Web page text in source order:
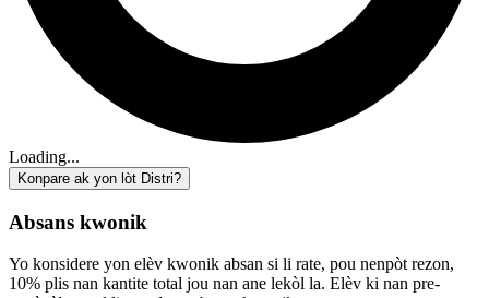
Loading...
Konpare ak yon lòt Distri?
Absans kwonik
Yo konsidere yon elèv kwonik absan si li rate, pou nenpòt rezon,
10% plis nan kantite total jou nan ane lekòl la. Elèv ki nan pre-